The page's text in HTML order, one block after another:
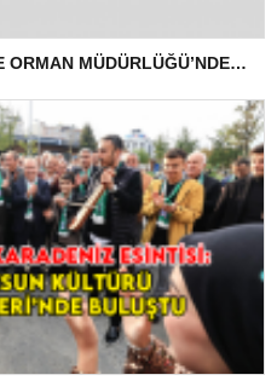
ARNAVUTKÖY İLÇE TARIM VE ORMAN MÜDÜRLÜĞÜ’NDEN İLANEN TEBLİGAT